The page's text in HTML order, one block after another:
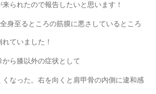
られたので報告したいと思います！
身至るところの筋膜に悪さしているところ
ていました！
ら膝以外の症状として
くなった。右を向くと肩甲骨の内側に違和感